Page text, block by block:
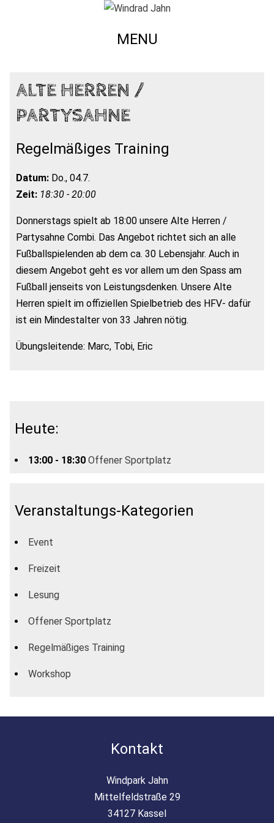
MENU
ALTE HERREN /
PARTYSAHNE
Regelmäßiges Training
Datum: Do., 04.7.
Zeit: 18:30 - 20:00
Donnerstags spielt ab 18:00 unsere Alte Herren /
Partysahne Combi. Das Angebot richtet sich an alle
Fußballspielenden ab dem ca. 30 Lebensjahr. Auch in
diesem Angebot geht es vor allem um den Spass am
Fußball jenseits von Leistungsdenken. Unsere Alte
Herren spielt im offiziellen Spielbetrieb des HFV- dafür
ist ein Mindestalter von 33 Jahren nötig.
Übungsleitende: Marc, Tobi, Eric
Heute:
13:00 - 18:30 Offener Sportplatz
Veranstaltungs-Kategorien
Event
Freizeit
Lesung
Offener Sportplatz
Regelmäßiges Training
Workshop
Kontakt
Windpark Jahn
Mittelfeldstraße 29
34127 Kassel